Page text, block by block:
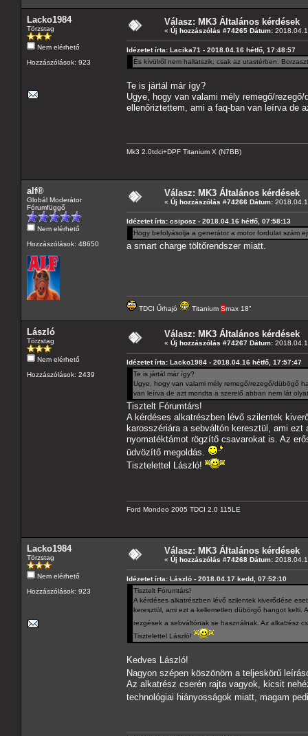
Lacko1984
Törzstag
Nem elérhető
Hozzászólások: 923
Válasz: MK3 Általános kérdések
« Új hozzászólás #74265 Dátum:
Idézetet írta: Lacika71 - 2018.04.16 hétfő, 17:48:57
És kívülről nem hallatszik, csak az utastérben.
Te is jártál már így?
Ugye, hogy van valami mély remegő/
ellenőriztettem, ami a faq-ban van leírva de
Mk3 2.0tdci+DPF Titanium X (N7BB)
alf®
Globál Moderátor
Fórumfüggő
Nem elérhető
Hozzászólások: 48650
Válasz: MK3 Általános kérdések
« Új hozzászólás #74266 Dátum:
Idézetet írta: csiposz - 2018.04.16 hétfő, 07:58:13
Hogy befolyásolja a generátor a motor fordulat szám
a smart charge töltőrendszer miatt.
TDCI Űrhajó Titanium Smax 18"
László
Törzstag
Nem elérhető
Hozzászólások: 2439
Válasz: MK3 Általános kérdések
« Új hozzászólás #74267 Dátum:
Idézetet írta: Lacko1984 - 2018.04.16 hétfő, 17:57:47
Te is jártál már így?
Ugye, hogy van valami mély remegő/rezegő/dübögő
van leírva de azt mondta a szerelő abban nem lát
Tisztelt Fórumtárs!
A kérdéses alkatrészben lévő szilentek
karosszériára a sebváltón keresztül, ami
nyomatéktámot rögzítő csavarokat is. Az
üdvözítő megoldás.
Tisztelettel László!
Ford Mondeo 2005 TDCI 2.0 115LE
Lacko1984
Törzstag
Nem elérhető
Hozzászólások: 923
Válasz: MK3 Általános kérdések
« Új hozzászólás #74268 Dátum:
Idézetet írta: László - 2018.04.17 kedd, 07:52:10
Tisztelt Fórumtárs!
A kérdéses alkatrészben lévő szilentek kiverődése
keresztül, ami ezt a kellemetlen dübörgő hangot kelti.
rezgések a sebváltónak se használnak. Az alkatrész
Tisztelettel László!
Kedves László!
Nagyon szépen köszönöm a teljeskörű
Az alkatrész cserén rajta vagyok, kicsit
technológiai hiányosságok miatt, magam